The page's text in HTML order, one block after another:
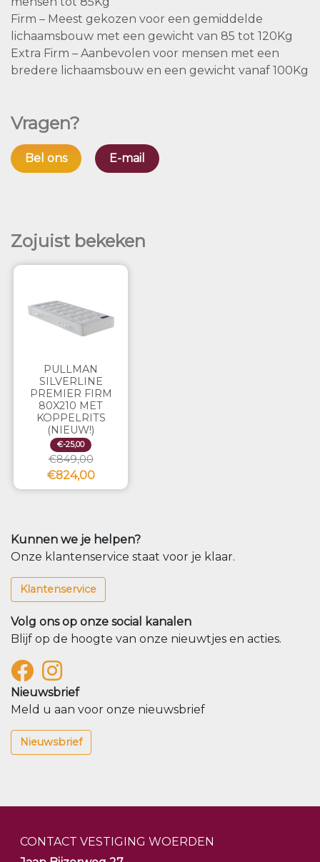
Firm – Meest gekozen voor een gemiddelde
lichaamsbouw met een gewicht van 85 tot 120Kg
Extra Firm – Aanbevolen voor mensen met een
bredere lichaamsbouw en een gewicht vanaf 100Kg
Vragen?
Bel ons E-mail
Zojuist bekeken
PULLMAN
SILVERLINE
PREMIER FIRM
80X210 MET
KOPPELRITS
(NIEUW!)
€-25,00
€849,00
€824,00
Kunnen we je helpen?
Onze klantenservice staat voor je klaar.
Klantenservice
Volg ons op onze social kanalen
Blijf op de hoogte van onze nieuwtjes en acties.
Nieuwsbrief
Meld u aan voor onze nieuwsbrief
Nieuwsbrief
CONTACT VESTIGING WOERDEN